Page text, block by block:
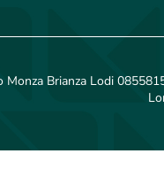
Monza Brianza Lodi